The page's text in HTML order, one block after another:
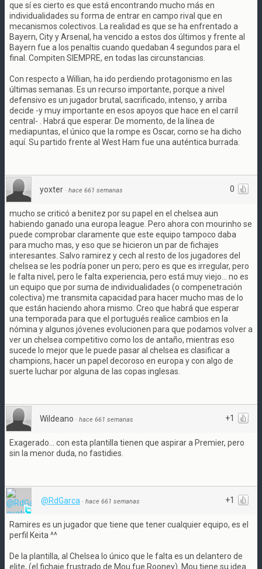
que sí es cierto es que está encontrando mucho más en
individualidades su forma de entrar en campo rival que en
mecanismos colectivos. La realidad es que se ha enfrentado a
Bayern, City y Arsenal, ha vencido a estos dos últimos y frente al
Bayern fue a los penaltis cuando quedaban 4 segundos para el
final. Compiten SIEMPRE, en todas las circunstancias.
Con respecto a Willian, ha ido perdiendo protagonismo en las
últimas semanas. Es un recurso importante, porque a nivel
defensivo es un jugador brutal, sacrificado, intenso, y arriba
decide -y muy importante en esos apoyos que hace en el carril
central- . Habrá que esperar. De momento, de la línea de
mediapuntas, el único que la rompe es Oscar, como se ha dicho
aquí. Su partido frente al West Ham fue una auténtica burrada.
0
yoxter · hace 661 semanas
mucho se criticó a benitez por su papel en el chelsea aun
habiendo ganado una europa league. Pero ahora con mourinho se
puede comprobar claramente que este equipo tampoco daba
para mucho mas, y eso que se hicieron un par de fichajes
interesantes. Salvo ramirez y cech al resto de los jugadores del
chelsea se les podría poner un pero; pero es que es irregular, pero
le falta nivel, pero le falta experiencia, pero está muy viejo... no es
un equipo que por suma de individualidades (o compenetración
colectiva) me transmita capacidad para hacer mucho mas de lo
que están haciendo ahora mismo. Creo que habrá que esperar
una temporada para que el portugués realice cambios en la
nómina y algunos jóvenes evolucionen para que podamos volver a
ver un chelsea competitivo como los de antaño, mientras eso
sucede lo mejor que le puede pasar al chelsea es clasificar a
champions, hacer un papel decoroso en europa y con algo de
suerte luchar por alguna de las copas inglesas.
+1
Wildeano · hace 661 semanas
Exagerado... con esta plantilla tienen que aspirar a Premier, pero
sin la menor duda, no fastidies.
+1
@RdGarca · hace 661 semanas
Ramires es un jugador que tiene que tener cualquier equipo, es el
perfil Keita ^^
De la plantilla, al Chelsea lo único que le falta es un delantero de
elite, (el fichaje frustrado de Mou fue Rooney). Mou tiene su idea